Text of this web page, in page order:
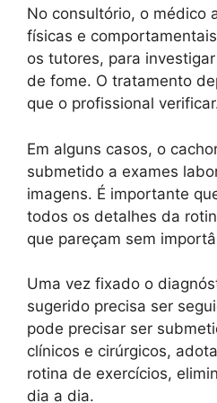
No consultório, o médico
físicas e
os tutores, para
de fome. O tratamento
que o profissional
Em alguns casos, o
submetido a exames
imagens. É importante
todos os detalhes da
que pareçam sem
Uma vez fixado o
sugerido precisa ser
pode precisar ser
clínicos e cirúrgicos,
rotina de exercícios,
dia a dia.